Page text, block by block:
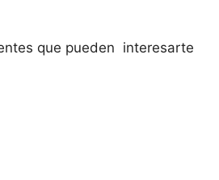
que pueden interesarte